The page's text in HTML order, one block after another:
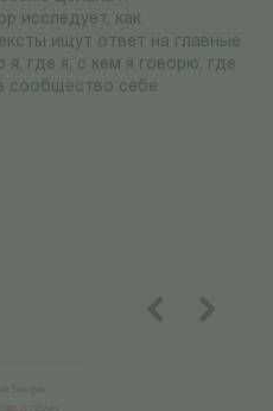
исследует, как
ищут ответ на главные
где я, с кем я говорю, где
сообщество себе